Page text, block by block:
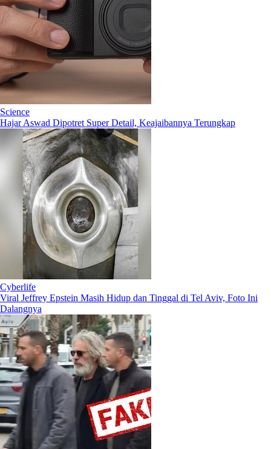
Science
Hajar Aswad Dipotret Super Detail, Keajaibannya Terungkap
Cyberlife
Viral Jeffrey Epstein Masih Hidup dan Tinggal di Tel Aviv, Foto Ini
Dalangnya